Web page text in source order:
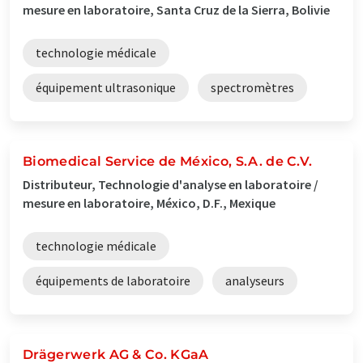
mesure en laboratoire, Santa Cruz de la Sierra, Bolivie
technologie médicale
équipement ultrasonique spectromètres
Biomedical Service de México, S.A. de C.V.
Distributeur, Technologie d'analyse en laboratoire /
mesure en laboratoire, México, D.F., Mexique
technologie médicale
équipements de laboratoire analyseurs
Drägerwerk AG & Co. KGaA